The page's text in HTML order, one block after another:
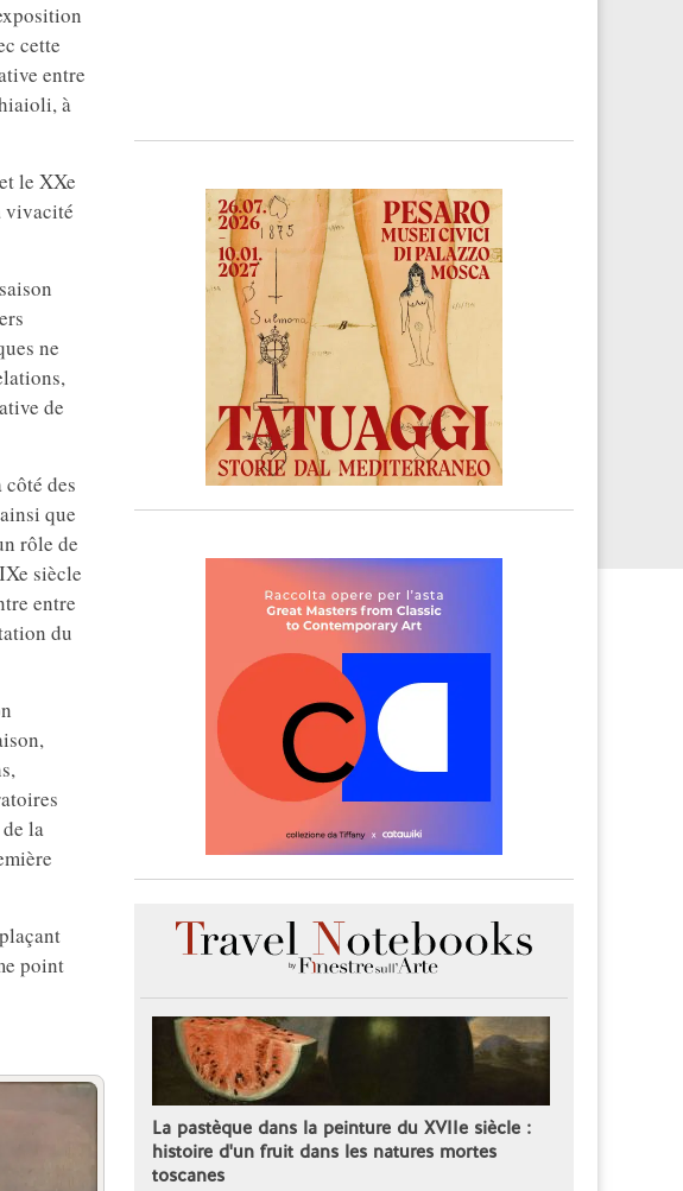
cette
entre
à
le XXe
vivacité
ne
de
des
que
rôle de
siècle
entre
du
la
point
La pastèque dans la peinture du XVIIe siècle :
histoire d'un fruit dans les natures mortes
toscanes